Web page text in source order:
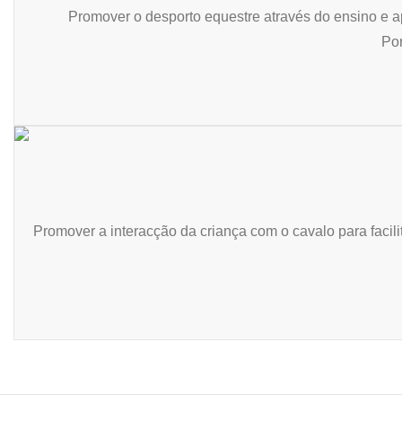
Promover o desporto equestre através do ensino e
Promover a interacção da criança com o cavalo para